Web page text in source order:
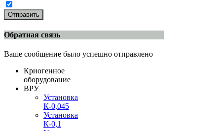
Отправить
Обратная связь
Ваше сообщение было успешно отправлено
Криогенное
оборудование
ВРУ
Установка
К-0,045
Установка
К-0,1